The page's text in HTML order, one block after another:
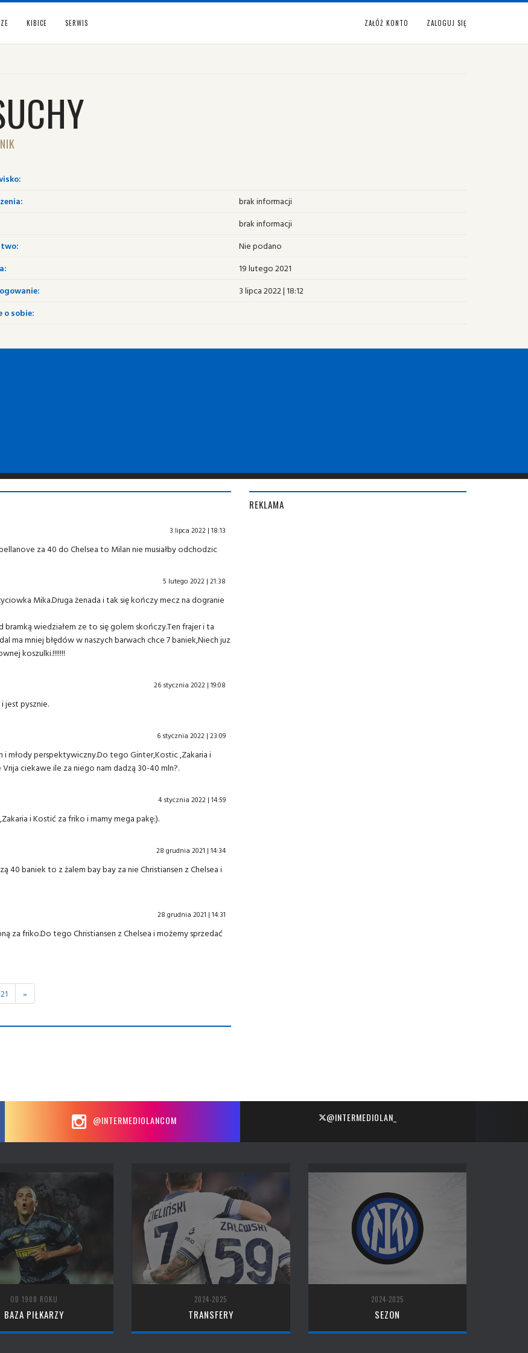
KIBICE SERWIS ZAŁÓŻ KONTO ZALOGUJ SIĘ
brak informacji
brak informacji
Nie podano
19 lutego 2021
3 lipca 2022 | 18:12
o sobie:
3 lipca 2022 | 18:13
za 40 do Chelsea to Milan nie musiałby odchodzic
5 lutego 2022 | 21:38
Mika.Druga żenada i tak się kończy mecz na dogranie
bramką wiedziałem ze to się golem skończy.Ten frajer i ta
mniej błędów w naszych barwach chce 7 baniek,Niech juz
koszulki.!!!!!!!
26 stycznia 2022 | 19:08
jest pysznie.
6 stycznia 2022 | 23:09
i młody perspektywiczny.Do tego Ginter,Kostic ,Zakaria i
ciekawe ile za niego nam dadzą 30-40 mln?.
4 stycznia 2022 | 14:59
i Kostić za friko i mamy mega pakę:).
28 grudnia 2021 | 14:34
40 baniek to z żalem bay bay za nie Christiansen z Chelsea i
28 grudnia 2021 | 14:31
za friko.Do tego Christiansen z Chelsea i możemy sprzedać
21 »
REKLAMA
@INTERMEDIOLANCOM @INTERMEDIOLAN_
OD 1908 ROKU
BAZA PIŁKARZY
2024-2025
TRANSFERY
2024-2025
SEZON